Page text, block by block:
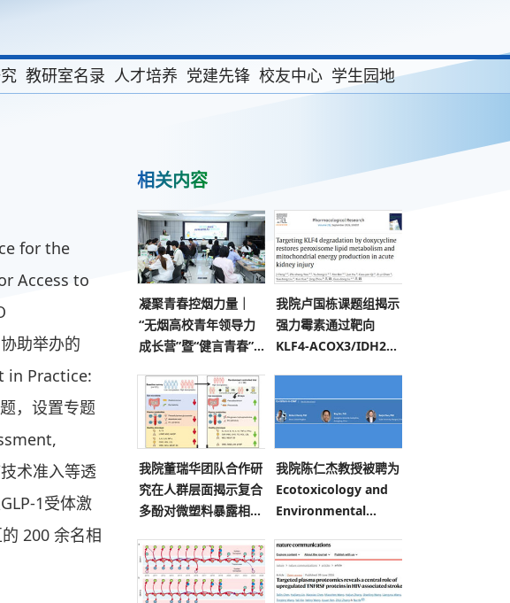
教研室名录 人才培养 党建先锋 校友中心 学生园地
for the
Access to
助举办的
in Practice:
，设置专题
术准入等透
1受体激
200 余名相
相关内容
凝聚青春控烟力量｜
“无烟高校青年领导力
成长营”暨“健言青春”青
会顺利举办
我院卢国栋课题组揭示
强力霉素通过靶向
KLF4-ACOX3/IDH2代
我院董瑞华团队合作研
究在人群层面揭示复合
多酚对微塑料暴露相关
我院陈仁杰教授被聘为
Ecotoxicology and
Environmental